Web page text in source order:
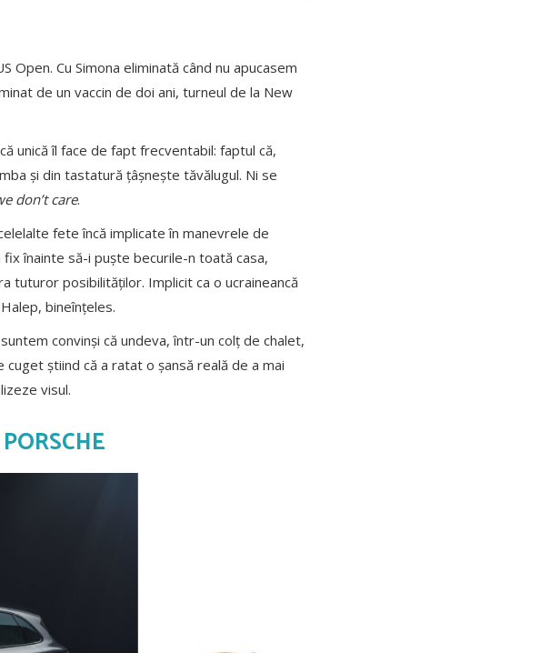
Cu Simona eliminată când nu apucasem
de un vaccin de doi ani, turneul de la New
unică îl face de fapt frecventabil: faptul că,
și din tastatură țâșnește tăvălugul. Ni se
don’t care.
fete încă implicate în manevrele de
fix înainte să-i puște becurile-n toată casa,
tuturor posibilităților. Implicit ca o ucraineancă
bineînțeles.
convinși că undeva, într-un colț de chalet,
știind că a ratat o șansă reală de a mai
visul.
PORSCHE